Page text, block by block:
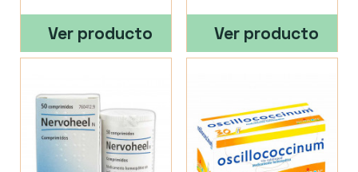
Ver producto Ver producto